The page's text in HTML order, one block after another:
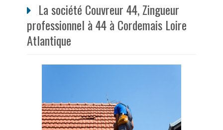
La société Couvreur 44, Zingueur
professionnel à 44 à Cordemais Loire
Atlantique